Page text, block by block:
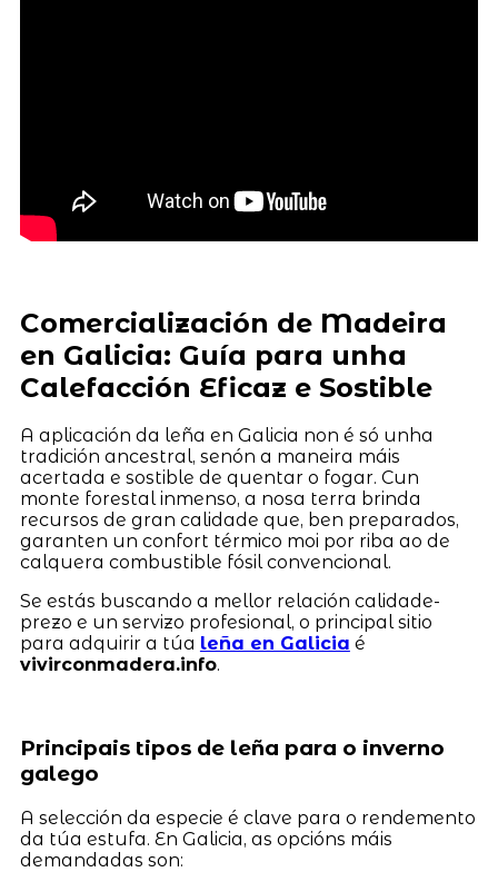
Comercialización de Madeira
en Galicia: Guía para unha
Calefacción Eficaz e Sostible
A aplicación da leña en Galicia non é só unha
tradición ancestral, senón a maneira máis
acertada e sostible de quentar o fogar. Cun
monte forestal inmenso, a nosa terra brinda
recursos de gran calidade que, ben preparados,
garanten un confort térmico moi por riba ao de
calquera combustible fósil convencional.
Se estás buscando a mellor relación calidade-
prezo e un servizo profesional, o principal sitio
para adquirir a túa leña en Galicia é
vivirconmadera.info.
Principais tipos de leña para o inverno
galego
A selección da especie é clave para o rendemento
da túa estufa. En Galicia, as opcións máis
demandadas son: